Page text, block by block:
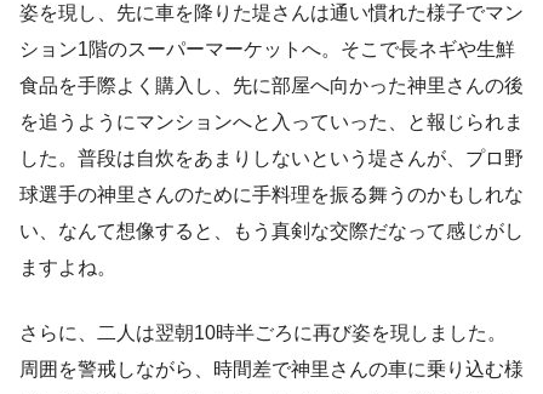
姿を現し、先に車を降りた堤さんは通い慣れた様子でマン
ション1階のスーパーマーケットへ。そこで長ネギや生鮮
食品を手際よく購入し、先に部屋へ向かった神里さんの後
を追うようにマンションへと入っていった、と報じられま
した。普段は自炊をあまりしないという堤さんが、プロ野
球選手の神里さんのために手料理を振る舞うのかもしれな
い、なんて想像すると、もう真剣な交際だなって感じがし
ますよね。
さらに、二人は翌朝10時半ごろに再び姿を現しました。
周囲を警戒しながら、時間差で神里さんの車に乗り込む様